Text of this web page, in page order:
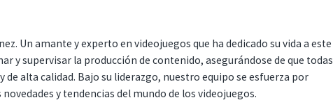
Un amante y experto en videojuegos que ha dedicado su vida a este
y supervisar la producción de contenido, asegurándose de que todas
de alta calidad. Bajo su liderazgo, nuestro equipo se esfuerza por
y tendencias del mundo de los videojuegos.